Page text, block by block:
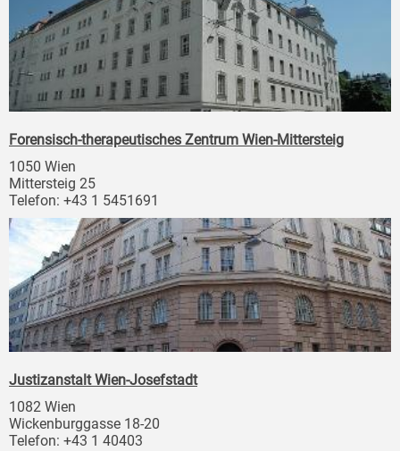
Forensisch-therapeutisches Zentrum Wien-Mittersteig
1050 Wien
Mittersteig 25
Telefon: +43 1 5451691
Justizanstalt Wien-Josefstadt
1082 Wien
Wickenburggasse 18-20
Telefon: +43 1 40403